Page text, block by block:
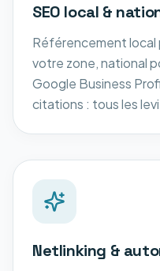
SEO local &
Référencement local
votre zone, national
Google Business
citations : tous les
Netlinking &